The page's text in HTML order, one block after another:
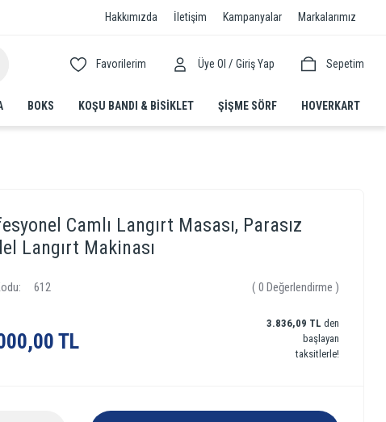
Hakkımızda İletişim Kampanyalar Markalarımız
Favorilerim Üye Ol / Giriş Yap Sepetim
BOKS KOŞU BANDI & BISIKLET ŞIŞME SÖRF HOVERKART
Camlı Langırt Masası, Parasız
Langırt Makinası
612 ( 0 Değerlendirme )
TL
3.836,09 TL den
başlayan
taksitlerle!